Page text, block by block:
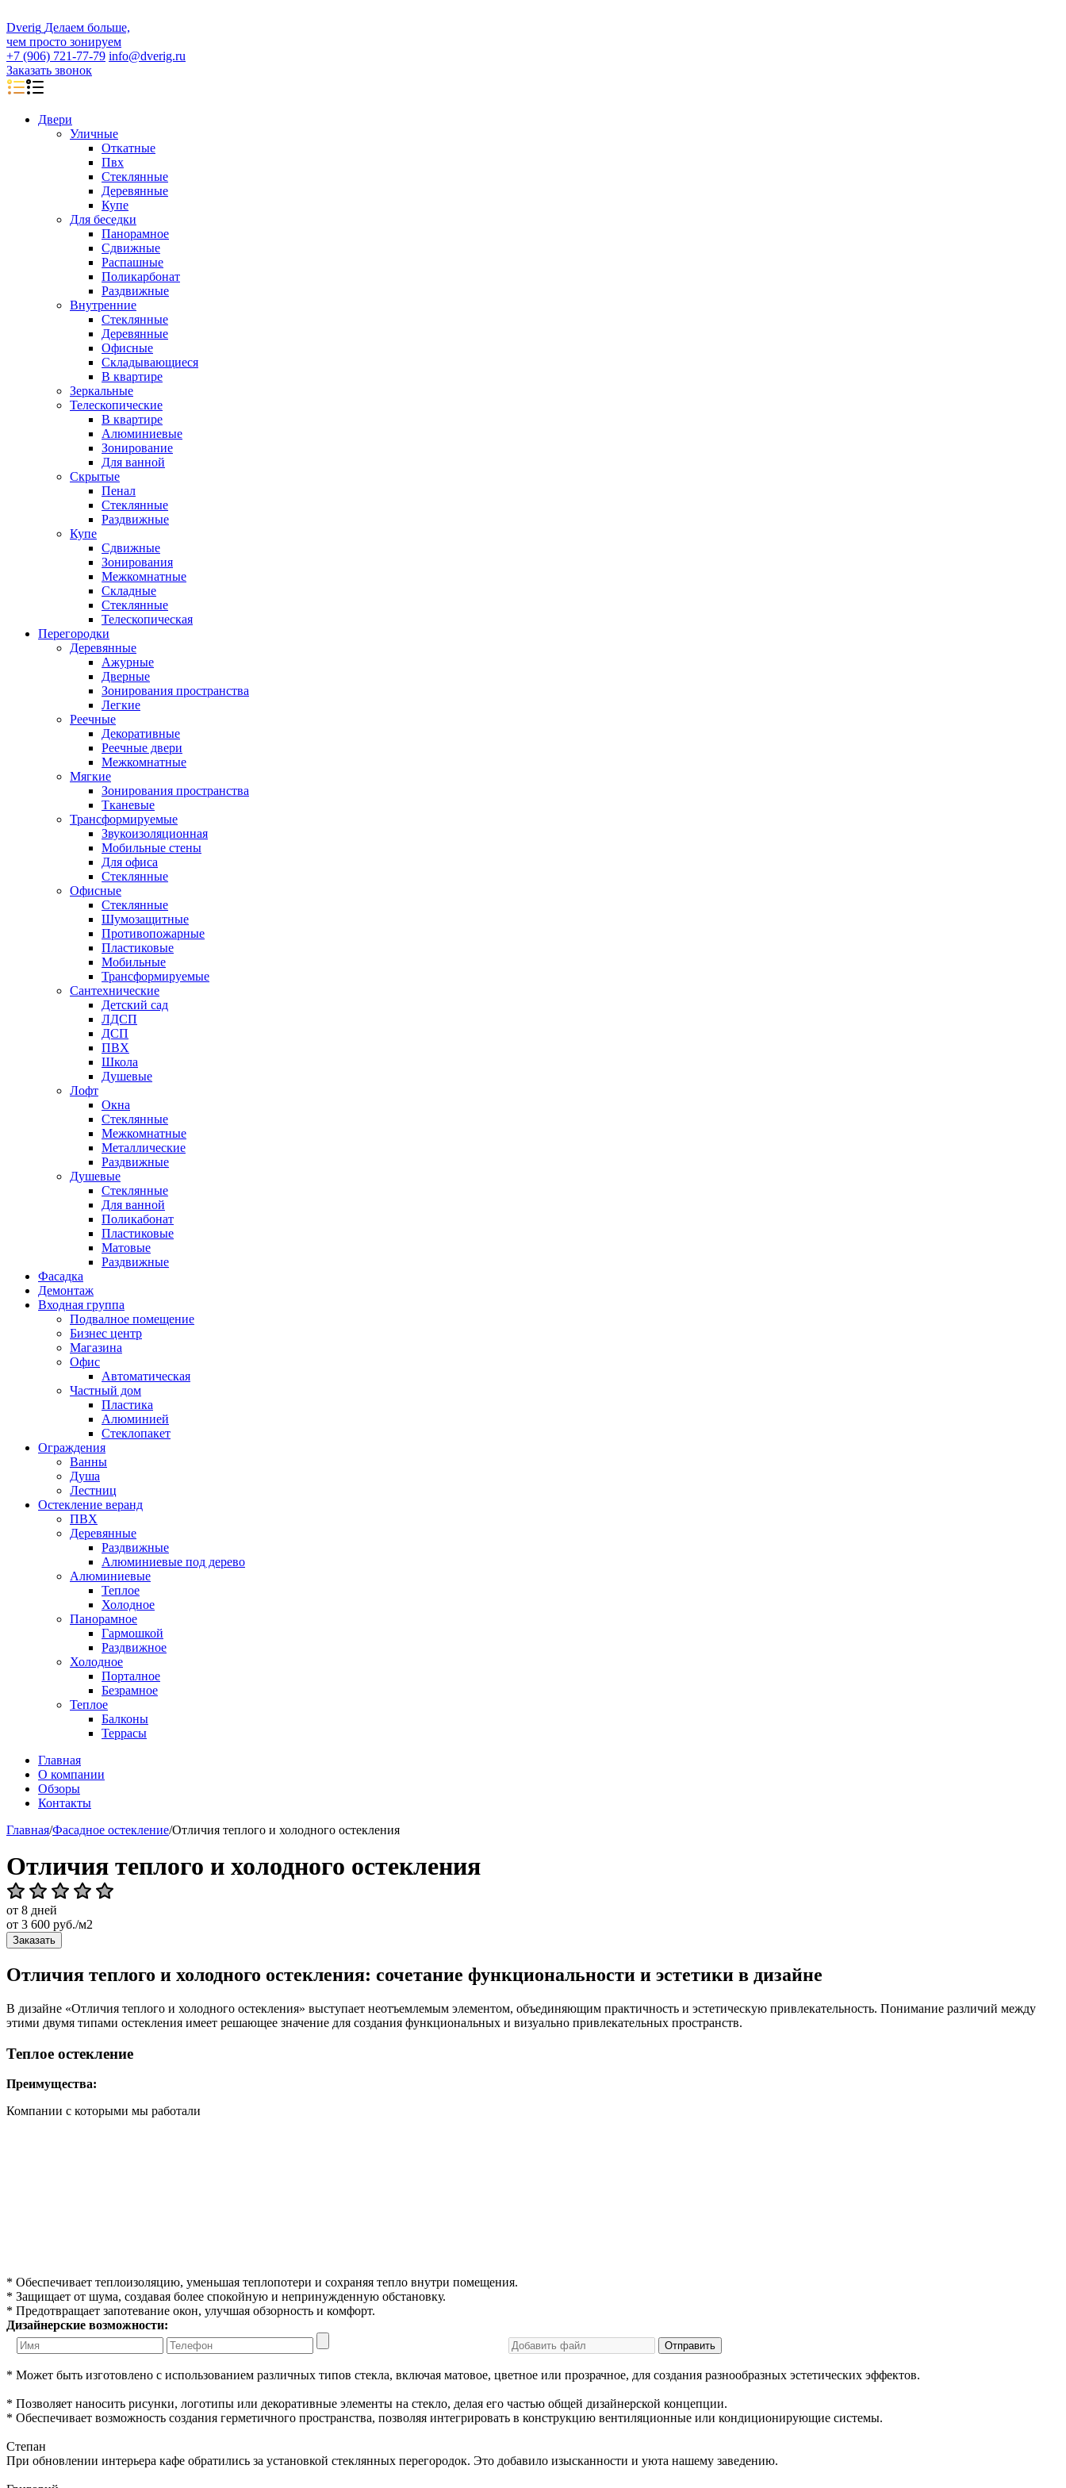
Dverig Делаем больше,
чем просто зонируем
+7 (906) 721-77-79 info@dverig.ru
Заказать звонок
Двери
Уличные
Откатные
Пвх
Стеклянные
Деревянные
Купе
Для беседки
Панорамное
Сдвижные
Распашные
Поликарбонат
Раздвижные
Внутренние
Стеклянные
Деревянные
Офисные
Складывающиеся
В квартире
Зеркальные
Телескопические
В квартире
Алюминиевые
Зонирование
Для ванной
Скрытые
Пенал
Стеклянные
Раздвижные
Купе
Сдвижные
Зонирования
Межкомнатные
Складные
Стеклянные
Телескопическая
Перегородки
Деревянные
Ажурные
Дверные
Зонирования пространства
Легкие
Реечные
Декоративные
Реечные двери
Межкомнатные
Мягкие
Зонирования пространства
Тканевые
Трансформируемые
Звукоизоляционная
Мобильные стены
Для офиса
Стеклянные
Офисные
Стеклянные
Шумозащитные
Противопожарные
Пластиковые
Мобильные
Трансформируемые
Сантехнические
Детский сад
ЛДСП
ДСП
ПВХ
Школа
Душевые
Лофт
Окна
Стеклянные
Межкомнатные
Металлические
Раздвижные
Душевые
Стеклянные
Для ванной
Поликабонат
Пластиковые
Матовые
Раздвижные
Фасадка
Демонтаж
Входная группа
Подвалное помещение
Бизнес центр
Магазина
Офис
Автоматическая
Частный дом
Пластика
Алюминией
Стеклопакет
Ограждения
Ванны
Душа
Лестниц
Остекление веранд
ПВХ
Деревянные
Раздвижные
Алюминиевые под дерево
Алюминиевые
Теплое
Холодное
Панорамное
Гармошкой
Раздвижное
Холодное
Порталное
Безрамное
Теплое
Балконы
Террасы
Главная
О компании
Обзоры
Контакты
Главная/Фасадное остекление/Отличия теплого и холодного остекления
Отличия теплого и холодного остекления
от 8 дней
от 3 600 руб./м2
Заказать
Отличия теплого и холодного остекления: сочетание функциональности и эстетики в дизайне
В дизайне «Отличия теплого и холодного остекления» выступает неотъемлемым элементом, объединяющим практичность и эстетическую привлекательность. Понимание различий между
этими двумя типами остекления имеет решающее значение для создания функциональных и визуально привлекательных пространств.
Теплое остекление
Преимущества:
Компании с которыми мы работали
* Обеспечивает теплоизоляцию, уменьшая теплопотери и сохраняя тепло внутри помещения.
* Защищает от шума, создавая более спокойную и непринужденную обстановку.
* Предотвращает запотевание окон, улучшая обзорность и комфорт.
Дизайнерские возможности:
Отправить
* Может быть изготовлено с использованием различных типов стекла, включая матовое, цветное или прозрачное, для создания разнообразных эстетических эффектов.
* Позволяет наносить рисунки, логотипы или декоративные элементы на стекло, делая его частью общей дизайнерской концепции.
* Обеспечивает возможность создания герметичного пространства, позволяя интегрировать в конструкцию вентиляционные или кондиционирующие системы.
Степан
При обновлении интерьера кафе обратились за установкой стеклянных перегородок. Это добавило изысканности и уюта нашему заведению.